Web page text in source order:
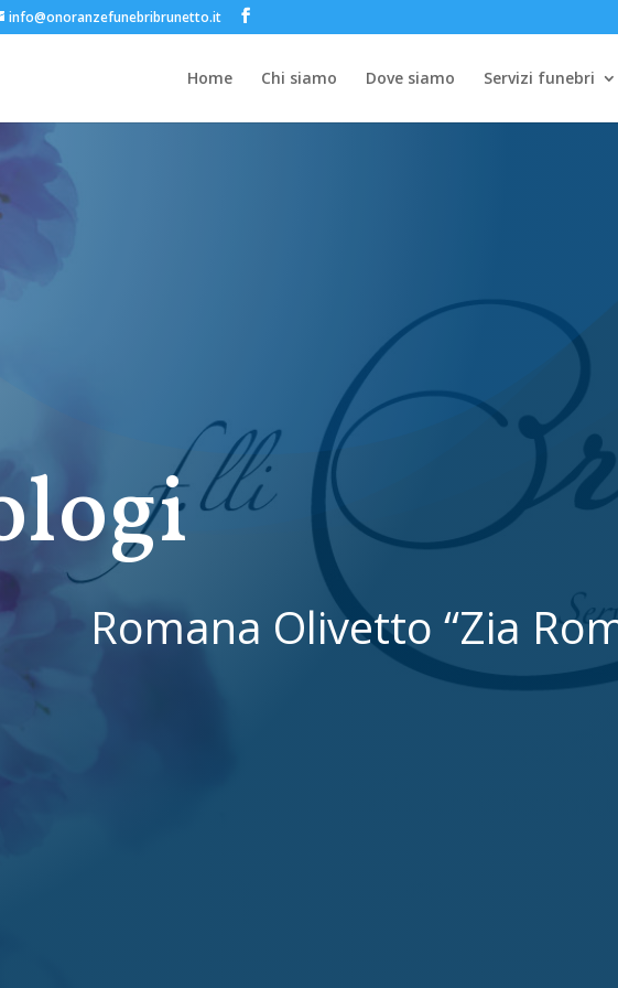
info@onoranzefunebribrunetto.it
Home Chi siamo Dove siamo Servizi funebri
Romana Olivetto “Zia